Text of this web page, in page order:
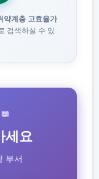
약계층 고효율가
검색하실 수 있
세요
부서